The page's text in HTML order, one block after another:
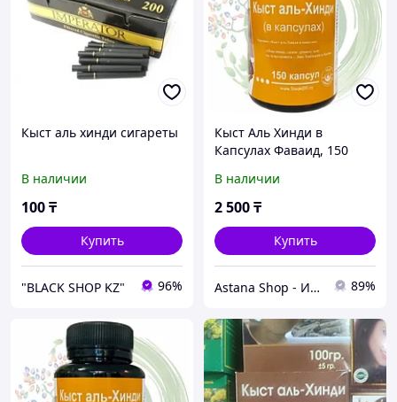
Кыст аль хинди сигареты
В наличии
100₸
Купить
"BLACK SHOP KZ" 96%
Кыст Аль Хинди в
Капсулах Фаваид, 150
В наличии
2 500₸
Купить
Astana Shop - Интернет Магазин 89%